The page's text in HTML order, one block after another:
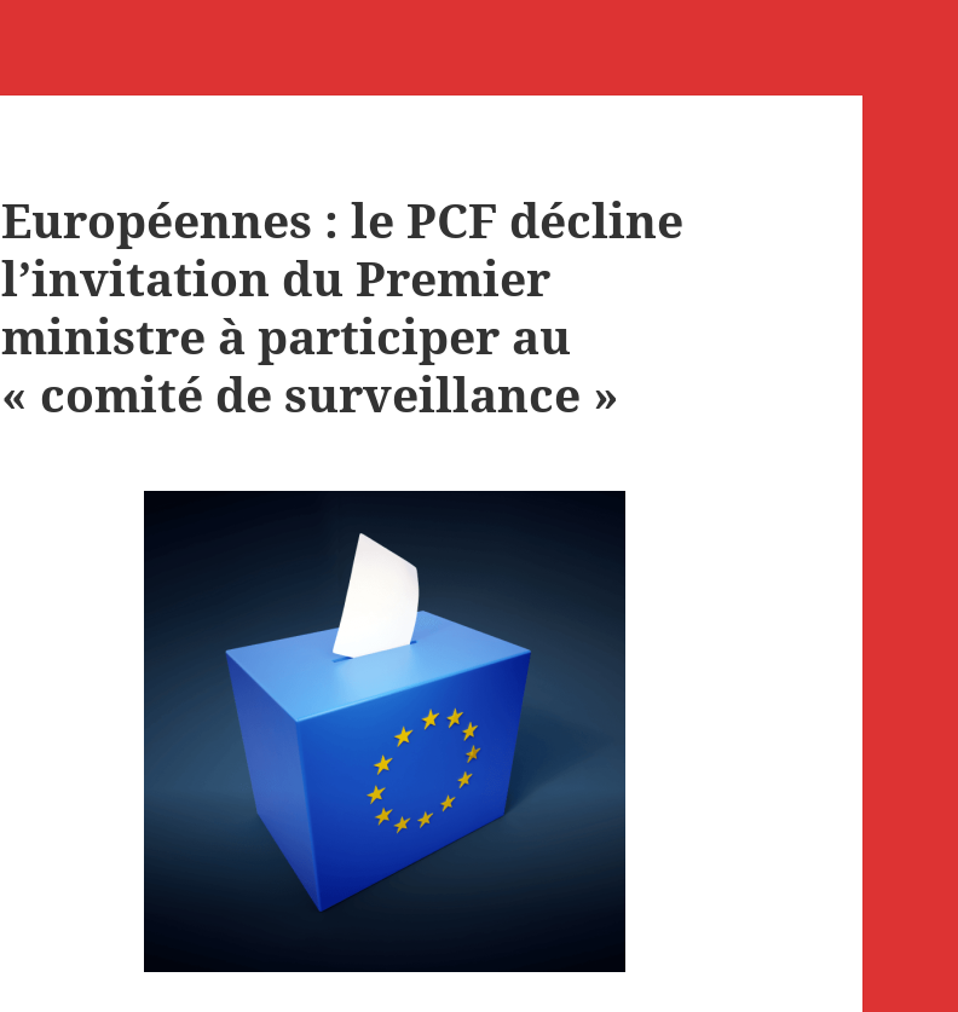
Européennes : le PCF décline
l’invitation du Premier
ministre à participer au
« comité de surveillance »